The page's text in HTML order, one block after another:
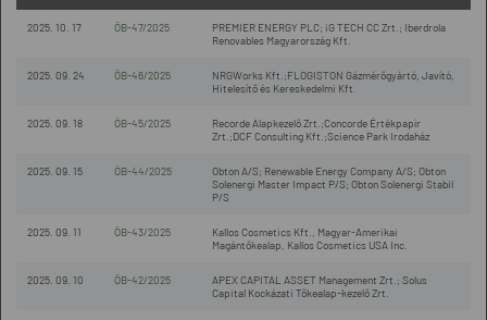
2025. 10. 17 ÖB-47/2025
PREMIER ENERGY PLC; iG TECH CC Zrt.; Iberdrola
Renovables Magyarország Kft.
2025. 09. 24 ÖB-46/2025
NRGWorks Kft.;FLOGISTON Gázmérőgyártó, Javító,
Hitelesítő és Kereskedelmi Kft.
2025. 09. 18 ÖB-45/2025
Recorde Alapkezelő Zrt.;Concorde Értékpapír
Zrt.;DCF Consulting Kft.;Science Park Irodaház
2025. 09. 15 ÖB-44/2025
Obton A/S; Renewable Energy Company A/S; Obton
Solenergi Master Impact P/S; Obton Solenergi Stabil
P/S
2025. 09. 11 ÖB-43/2025
Kallos Cosmetics Kft., Magyar-Amerikai
Magántőkealap, Kallos Cosmetics USA Inc.
2025. 09. 10 ÖB-42/2025
APEX CAPITAL ASSET Management Zrt.; Solus
Capital Kockázati Tőkealap-kezelő Zrt.